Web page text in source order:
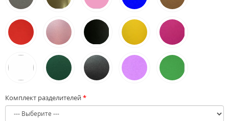
Комплект разделителей